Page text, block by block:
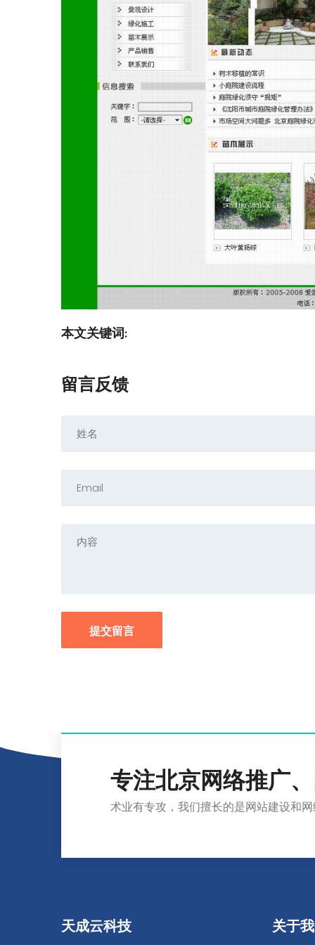
本文关键词:
留言反馈
提交留言
专注北京网络推广
术业有专攻，我们擅长的是网站建设和
天成云科技 关于